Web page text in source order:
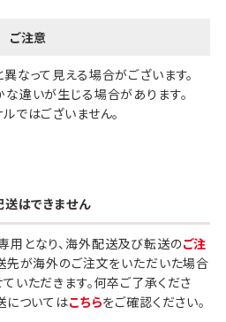
ご注意
なって見える場合がございます。
違いが生じる場合があります。
ではございません。
はできません
となり、海外配送及び転送のご注
先が海外のご注文をいただいた場合
いただきます。何卒ご了承くださ
についてはこちらをご確認ください。